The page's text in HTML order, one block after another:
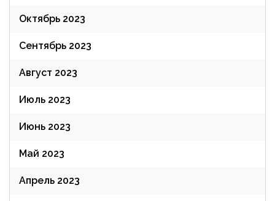
Октябрь 2023
Сентябрь 2023
Август 2023
Июль 2023
Июнь 2023
Май 2023
Апрель 2023